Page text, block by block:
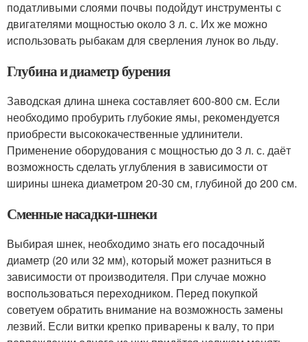
податливыми слоями почвы подойдут инструменты с
двигателями мощностью около 3 л. с. Их же можно
использовать рыбакам для сверления лунок во льду.
Глубина и диаметр бурения
Заводская длина шнека составляет 600-800 см. Если
необходимо пробурить глубокие ямы, рекомендуется
приобрести высококачественные удлинители.
Применение оборудования с мощностью до 3 л. с. даёт
возможность сделать углубления в зависимости от
ширины шнека диаметром 20-30 см, глубиной до 200 см.
Сменные насадки-шнеки
Выбирая шнек, необходимо знать его посадочный
диаметр (20 или 32 мм), который может разниться в
зависимости от производителя. При случае можно
воспользоваться переходником. Перед покупкой
советуем обратить внимание на возможность замены
лезвий. Если витки крепко приварены к валу, то при